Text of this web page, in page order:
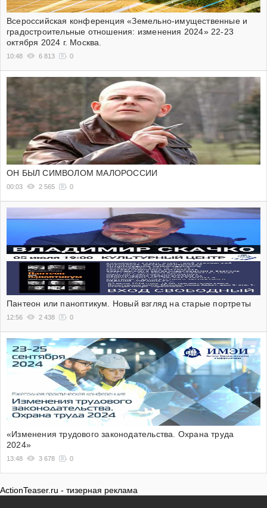
Всероссийская конференция «Земельно-имущественные и
градостроительные отношения: изменения 2024» 22-23
октября 2024 г. Москва.
10:48 6 813 0
ОН БЫЛ СИМВОЛОМ МАЛОРОССИИ
00:03 2 565 0
Пантеон или паноптикум. Новый взгляд на старые портреты
12:56 2 438 0
«Изменения трудового законодательства. Охрана труда
2024»
13:48 3 678 0
ActionTeaser.ru - тизерная реклама